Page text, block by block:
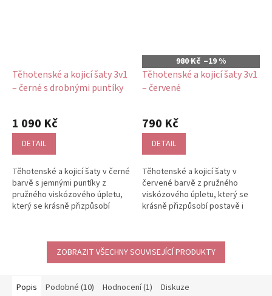
Těhotenské a kojicí šaty 3v1
– černé s drobnými puntíky
1 090 Kč
DETAIL
Těhotenské a kojicí šaty v černé
barvě s jemnými puntíky z
pružného viskózového úpletu,
který se krásně přizpůsobí
980 Kč –19 %
Těhotenské a kojicí šaty 3v1
– červené
790 Kč
DETAIL
Těhotenské a kojicí šaty v
červené barvě z pružného
viskózového úpletu, který se
krásně přizpůsobí postavě i
ZOBRAZIT VŠECHNY SOUVISEJÍCÍ PRODUKTY
Popis Podobné (10) Hodnocení (1) Diskuze